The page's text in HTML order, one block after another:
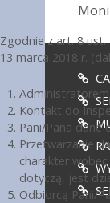
Zgodnie z art. 8
13 marca 2018 r.
Administratorem
Kontakt do
Pani/Pana dane
Przetwarzanie
charakter
dotyczą, jest
Odbiorcą Pani/